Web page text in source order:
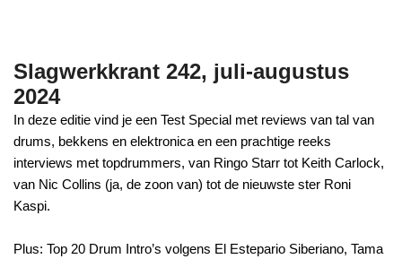
Slagwerkkrant 242, juli-augustus
2024
In deze editie vind je een Test Special met reviews van tal van
drums, bekkens en elektronica en een prachtige reeks
interviews met topdrummers, van Ringo Starr tot Keith Carlock,
van Nic Collins (ja, de zoon van) tot de nieuwste ster Roni
Kaspi.
Plus: Top 20 Drum Intro’s volgens El Estepario Siberiano, Tama